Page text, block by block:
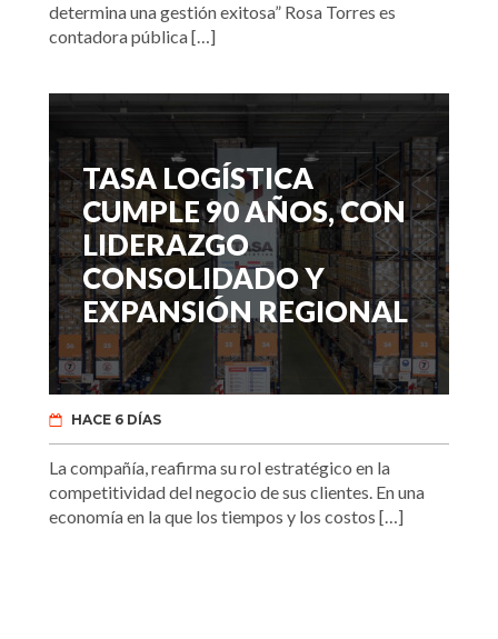
determina una gestión exitosa” Rosa Torres es
contadora pública […]
TASA LOGÍSTICA
CUMPLE 90 AÑOS, CON
LIDERAZGO
CONSOLIDADO Y
EXPANSIÓN REGIONAL
HACE 6 DÍAS
La compañía, reafirma su rol estratégico en la
competitividad del negocio de sus clientes. En una
economía en la que los tiempos y los costos […]